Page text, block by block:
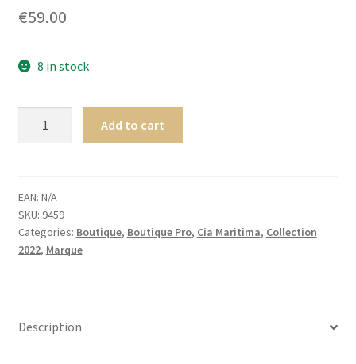
€59.00
8 in stock
HAUT
DE
BIKINI
Cartagena
Add to cart
EAN: N/A
SKU: 9459
Categories: Boutique, Boutique Pro, Cia Maritima, Collection
2022, Marque
Description